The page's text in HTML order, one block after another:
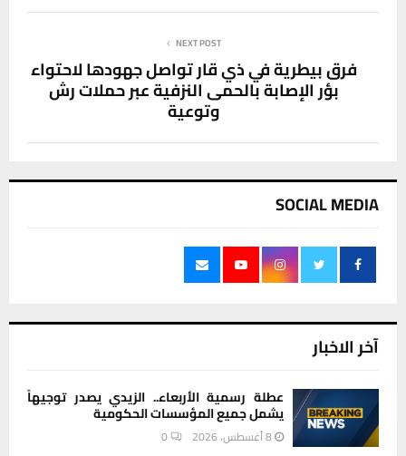
NEXT POST
فرق بيطرية في ذي قار تواصل جهودها لاحتواء
بؤر الإصابة بالحمى النزفية عبر حملات رش
وتوعية
SOCIAL MEDIA
آخر الاخبار
عطلة رسمية الأربعاء.. الزيدي يصدر توجيهاً
يشمل جميع المؤسسات الحكومية
8 أغسطس، 2026 0